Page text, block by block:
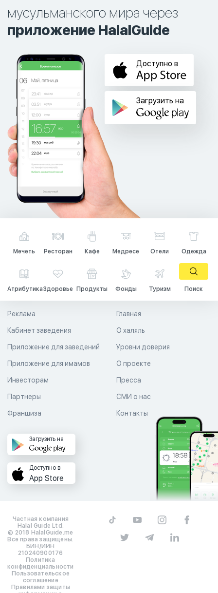
мусульманского мира через
приложение HalalGuide
Доступно в
Загрузить на
Мечеть Ресторан Кафе Медресе Отели Одежда
АтрибутикаЗдоровье Продукты Фонды Туризм Поиск
Главная
О халяль
Уровни доверия
Реклама
Кабинет заведения
Приложение для заведений
Приложение для имамов О проекте
Пресса
СМИ о нас
Контакты
Инвесторам
Партнеры
Франшиза
Загрузить на
Доступно в
App Store
Частная компания
Halal Guide Ltd.
© 2018 HalalGuide.me
Все права защищены.
БИН/ИИН
210240900176
Политика
конфиденциальности
Пользовательское
соглашение
Правилами защиты